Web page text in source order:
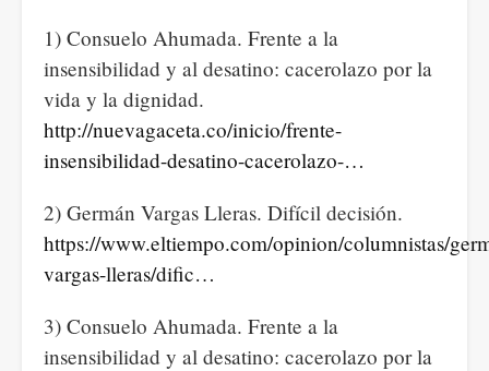
1) Consuelo Ahumada. Frente a la
insensibilidad y al desatino: cacerolazo por la
vida y la dignidad.
http://nuevagaceta.co/inicio/frente-
insensibilidad-desatino-cacerolazo-…
2) Germán Vargas Lleras. Difícil decisión.
https://www.eltiempo.com/opinion/columnistas/
vargas-lleras/dific…
3) Consuelo Ahumada. Frente a la
insensibilidad y al desatino: cacerolazo por la